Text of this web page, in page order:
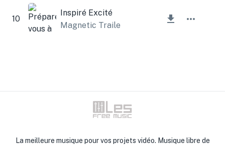
10
Inspiré Excité
Magnetic Trailer
La meilleure musique pour vos projets vidéo. Musique libre de